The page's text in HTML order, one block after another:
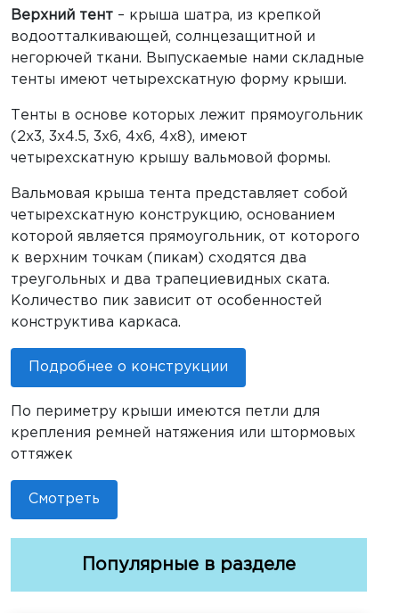
Верхний тент – крыша шатра, из крепкой
водоотталкивающей, солнцезащитной и
негорючей ткани. Выпускаемые нами складные
тенты имеют четырехскатную форму крыши.
Тенты в основе которых лежит прямоугольник
(2х3, 3х4.5, 3х6, 4х6, 4х8), имеют
четырехскатную крышу вальмовой формы.
Вальмовая крыша тента представляет собой
четырехскатную конструкцию, основанием
которой является прямоугольник, от которого
к верхним точкам (пикам) сходятся два
треугольных и два трапециевидных ската.
Количество пик зависит от особенностей
конструктива каркаса.
Подробнее о конструкции
По периметру крыши имеются петли для
крепления ремней натяжения или штормовых
оттяжек
Смотреть
Популярные в разделе